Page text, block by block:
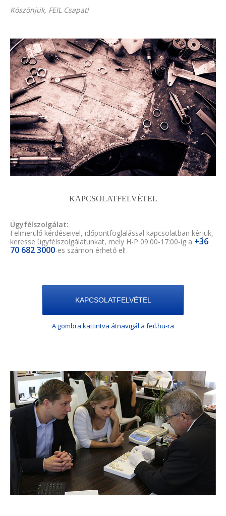
Köszönjük, FEIL Csapat!
KAPCSOLATFELVÉTEL
Ügyfélszolgálat:
Felmerülő kérdéseivel, időpontfoglalással kapcsolatban kérjük,
keresse ügyfélszolgálatunkat, mely H-P 09:00-17:00-ig a +36
70 682 3000-es számon érhető el!
KAPCSOLATFELVÉTEL
A gombra kattintva átnavigál a feil.hu-ra